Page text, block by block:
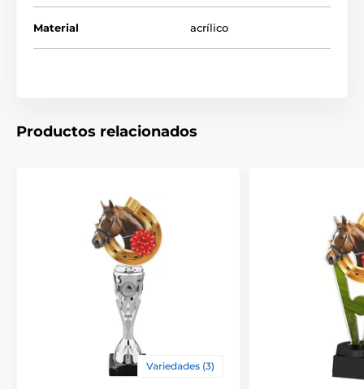
Material acrílico
Productos relacionados
Variedades (3)